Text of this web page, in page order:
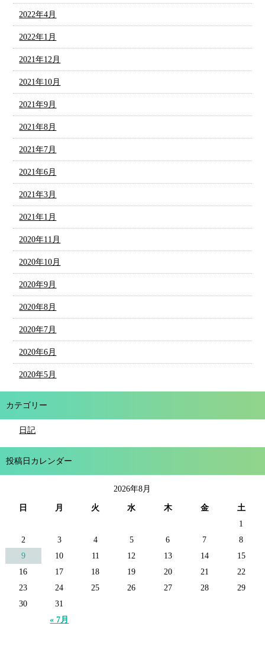
2022年4月
2022年1月
2021年12月
2021年10月
2021年9月
2021年8月
2021年7月
2021年6月
2021年3月
2021年1月
2020年11月
2020年10月
2020年9月
2020年8月
2020年7月
2020年6月
2020年5月
カテゴリー
日記
投稿日カレンダー
2026年8月
日 月 火 水 木 金 土
« 7月
1
2
3 4 5 6 7
8
9
10 11 12 13 14
15
16
17 18 19 20 21
22
23
24 25 26 27 28
29
30
31